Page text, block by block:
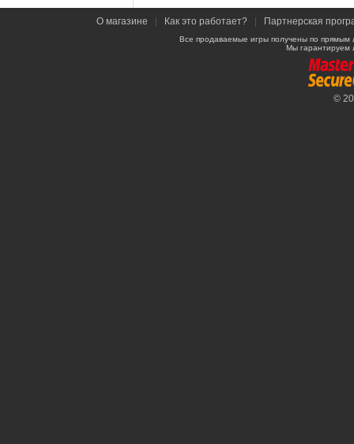
О магазине Как это работает? Партнерская
Все продаваемые игры получены по
Мы гарантируем
©